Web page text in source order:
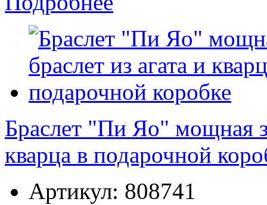
Браслет "Пи Яо" мощная
кварца в подарочной
Артикул: 808741